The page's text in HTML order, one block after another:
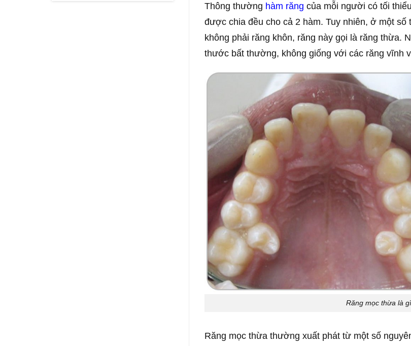
Thông thường hàm răng của mỗi người có tối
được chia đều cho cả 2 hàm. Tuy nhiên, ở một
không phải răng khôn, răng này gọi là răng thừa.
thước bất thường, không giống với các răng vĩnh
Răng mọc thừa là
Răng mọc thừa thường xuất phát từ một số